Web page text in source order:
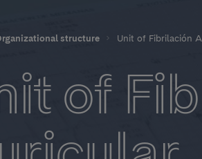
structure Unit of Fibrilación
of